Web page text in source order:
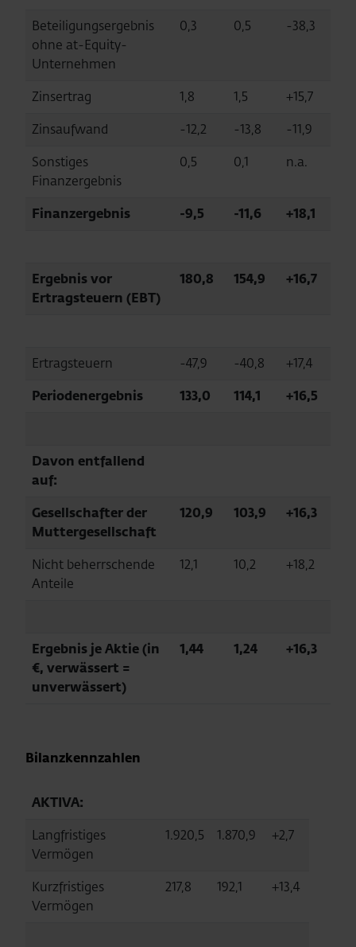
Beteiligungsergebnis
ohne at-Equity-
Unternehmen
0,3 0,5 -38,3
Zinsertrag 1,8 1,5
+15,7
Zinsaufwand
-12,2 -13,8
-11,9
Sonstiges
Finanzergebnis
0,5 0,1 n.a.
Finanzergebnis -9,5 -11,6 +18,1
Ergebnis vor
Ertragsteuern (EBT)
180,8 154,9 +16,7
Ertragsteuern -47,9 -40,8
+17,4
Periodenergebnis
133,0 114,1 +16,5
Davon entfallend
auf:
Gesellschafter der
Muttergesellschaft
120,9 103,9 +16,3
Nicht beherrschende
Anteile
12,1 10,2 +18,2
Ergebnis je Aktie (in
€, verwässert =
unverwässert)
1,44 1,24 +16,3
Bilanzkennzahlen
AKTIVA:
Langfristiges
Vermögen
1.920,5 1.870,9 +2,7
Kurzfristiges
Vermögen
217,8 192,1 +13,4